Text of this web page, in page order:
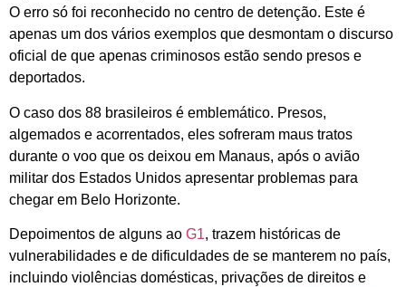
O erro só foi reconhecido no centro de detenção. Este é
apenas um dos vários exemplos que desmontam o discurso
oficial de que apenas criminosos estão sendo presos e
deportados.
O caso dos 88 brasileiros é emblemático. Presos,
algemados e acorrentados, eles sofreram maus tratos
durante o voo que os deixou em Manaus, após o avião
militar dos Estados Unidos apresentar problemas para
chegar em Belo Horizonte.
Depoimentos de alguns ao G1, trazem históricas de
vulnerabilidades e de dificuldades de se manterem no país,
incluindo violências domésticas, privações de direitos e